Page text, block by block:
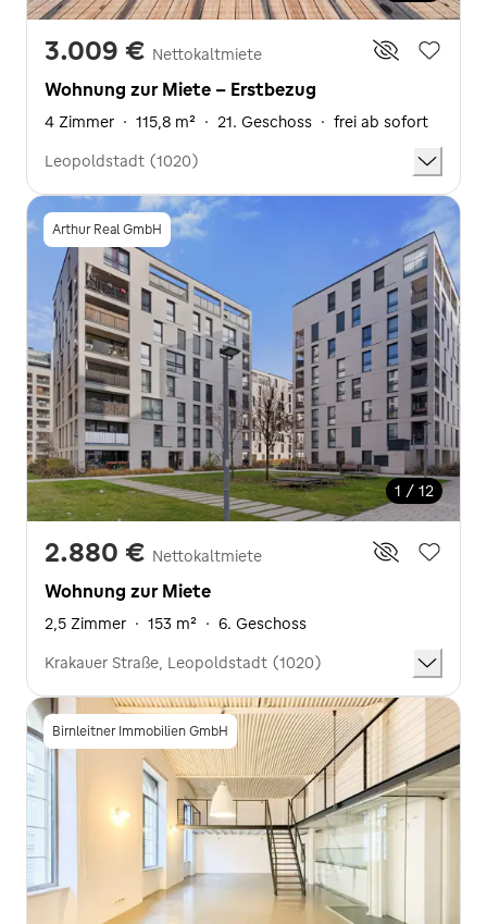
3.009 € Nettokaltmiete
Wohnung zur Miete - Erstbezug
4 Zimmer · 115,8 m² · 21. Geschoss · frei ab sofort
Leopoldstadt (1020)
Arthur Real GmbH
1 / 12
2.880 € Nettokaltmiete
Wohnung zur Miete
2,5 Zimmer · 153 m² · 6. Geschoss
Krakauer Straße, Leopoldstadt (1020)
Birnleitner Immobilien GmbH